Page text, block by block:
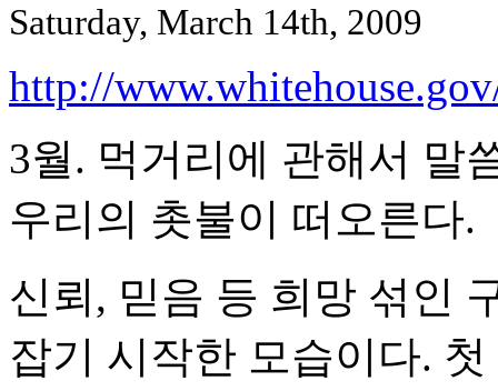
Saturday, March 14th, 2009
http://
3월. 먹거리에 관해서 말
우리의 촛불이 떠오른다.
신뢰, 믿음 등 희망 섞인
잡기 시작한 모습이다.